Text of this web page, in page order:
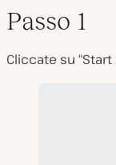
Passo 1
Cliccate su